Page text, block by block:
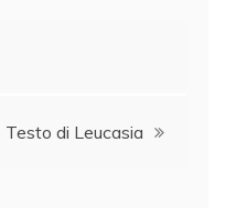
Testo di Leucasia